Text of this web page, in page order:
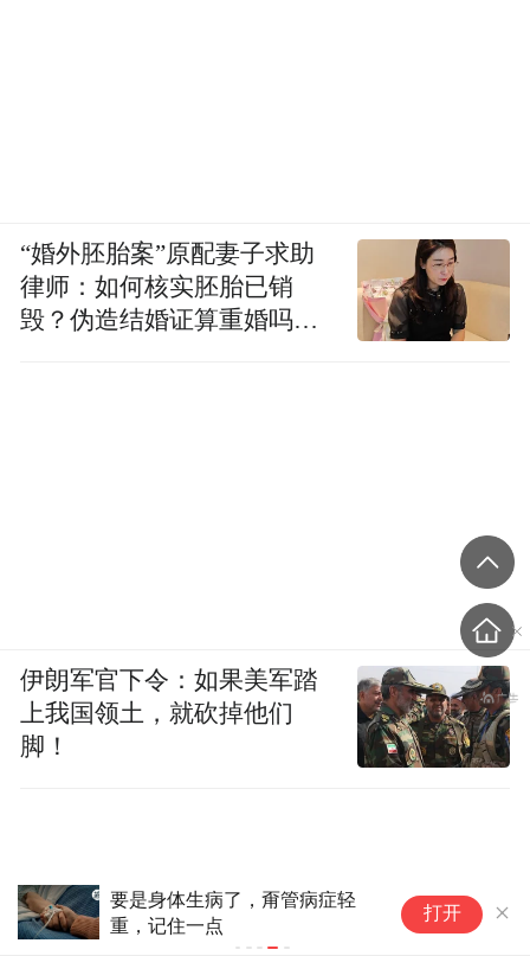
伊朗称在阿
船只
打开
“婚外胚胎案”原配妻子求助
律师：如何核实胚胎已销
毁？伪造结婚证算重婚吗？
伊朗军官下令：如果美军踏
上我国领土，就砍掉他们
脚！